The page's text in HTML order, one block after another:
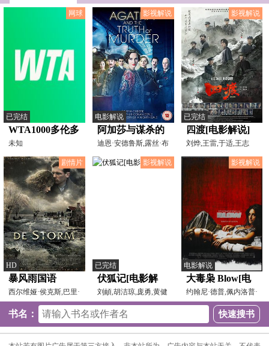
网球
已完结
WTA1000多伦多
站女单第一轮 巴
图科娃2-0安德莱
斯库 20260804
未知
影视解说
电影解说
阿加莎与谋杀的
真谛[电影解说]
迪恩·安德鲁斯,露丝·布
莱德利,碧碧·凯芙
影视解说
已完结
四渡[电影解说]
刘烨,王雷,于适,王志
飞,王耀庆,林永健,印小
剧情片
HD
暴风雨国语
西尔维娅·侯克斯,巴里·
阿茨玛,德克·洛弗
影视解说
已完结
伏狐记[电影解
说]
刘頔,胡洁琼,庞勇,黄健
影视解说
电影解说
大毒枭 Blow[电
影解说]
约翰尼·德普,佩内洛普·
克鲁兹,弗朗卡·波
书名：